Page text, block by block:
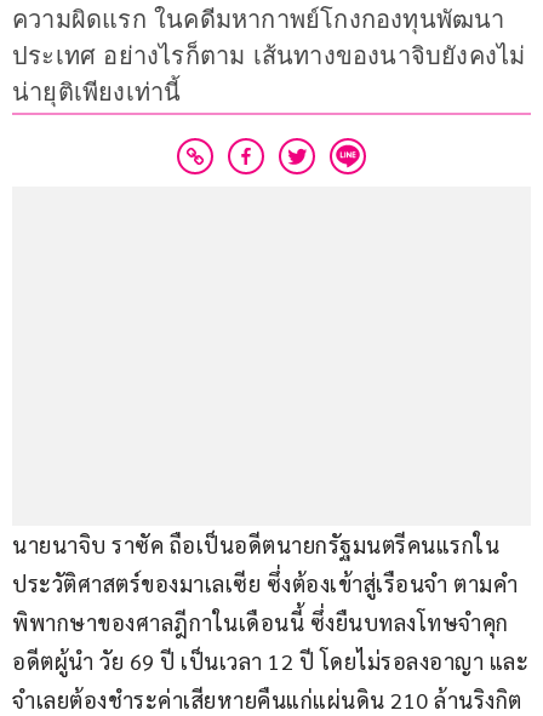
ความผิดแรก ในคดีมหากาพย์โกงกองทุนพัฒนา
ประเทศ อย่างไรก็ตาม เส้นทางของนาจิบยังคงไม่
น่ายุติเพียงเท่านี้
นายนาจิบ ราซัค ถือเป็นอดีตนายกรัฐมนตรีคนแรกใน
ประวัติศาสตร์ของมาเลเซีย ซึ่งต้องเข้าสู่เรือนจำ ตามคำ
พิพากษาของศาลฎีกาในเดือนนี้ ซึ่งยืนบทลงโทษจำคุก
อดีตผู้นำ วัย 69 ปี เป็นเวลา 12 ปี โดยไม่รอลงอาญา และ
จำเลยต้องชำระค่าเสียหายคืนแก่แผ่นดิน 210 ล้านริงกิต